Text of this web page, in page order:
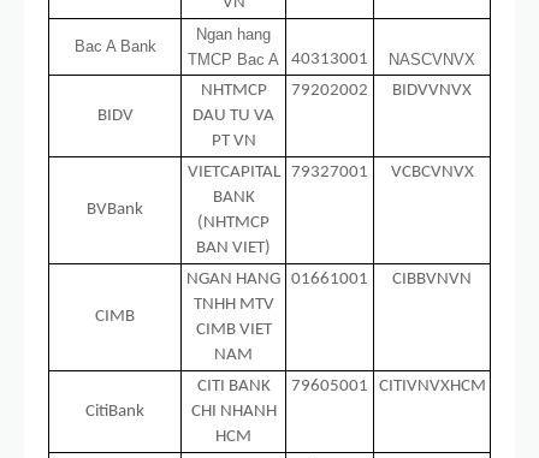
Bac A Bank
Ngan hang
TMCP Bac A
40313001 NASCVNVX
BIDV
NHTMCP
DAU TU VA
PT VN
79202002 BIDVVNVX
BVBank
VIETCAPITAL
BANK
(NHTMCP
BAN VIET)
79327001 VCBCVNVX
CIMB
NGAN HANG
TNHH MTV
CIMB VIET
NAM
01661001 CIBBVNVN
CitiBank
CITI BANK
CHI NHANH
HCM
79605001 CITIVNVXHCM